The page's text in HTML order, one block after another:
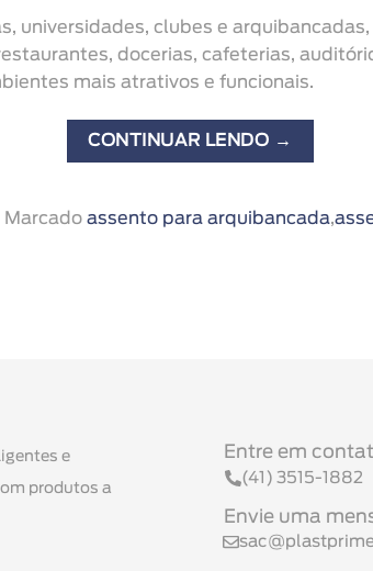
universidades, clubes e
docerias, cafeterias,
mais atrativos e funcionais.
CONTINUAR LENDO →
Marcado assento para arquibancada,
e
produtos a
Entre em
(41) 3515-1882
Envie uma